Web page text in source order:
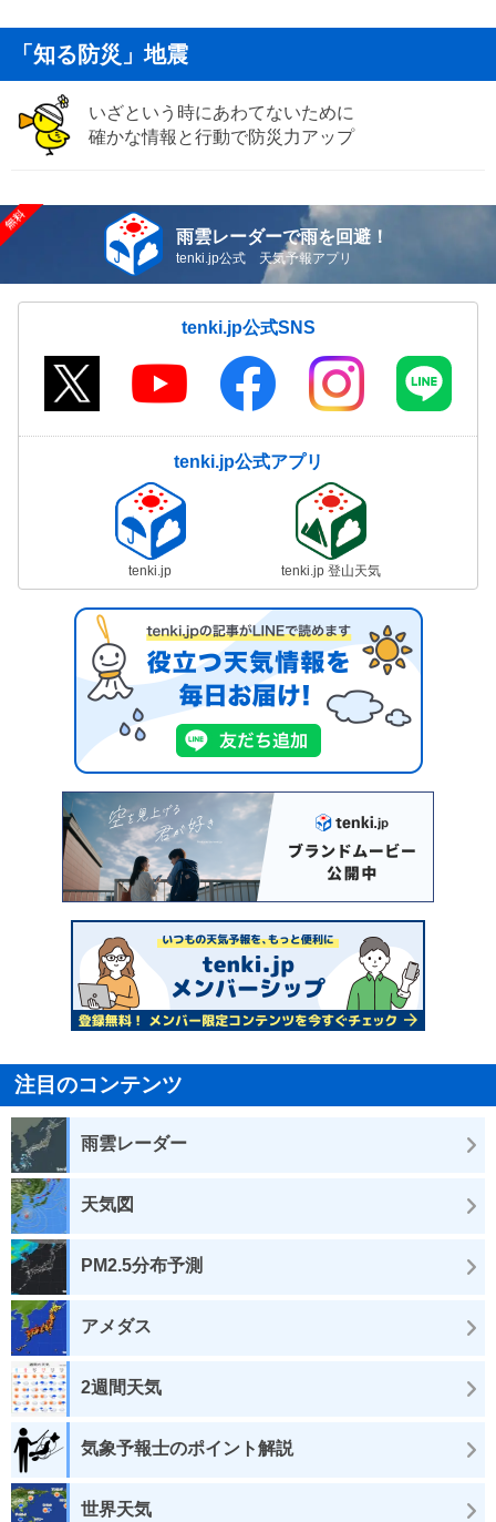
「知る防災」地震
いざという時にあわてないために
確かな情報と行動で防災力アップ
雨雲レーダーで雨を回避！
tenki.jp公式 天気予報アプリ
tenki.jp公式SNS
tenki.jp公式アプリ
tenki.jp tenki.jp 登山天気
注目のコンテンツ
雨雲レーダー
天気図
PM2.5分布予測
アメダス
2週間天気
気象予報士のポイント解説
世界天気